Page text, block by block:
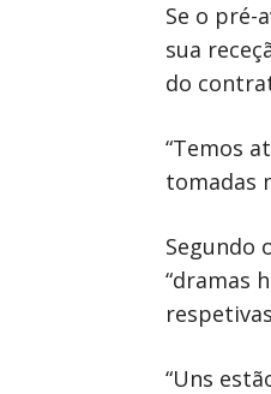
Se o pré-
sua
do
“Temos
tomadas
Segundo
“dramas
“Uns